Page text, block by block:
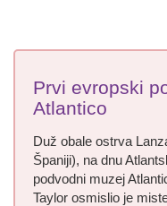
Prvi evropski
Atlantico
Duž obale ostrva
Španiji), na dnu
podvodni muzej
Taylor osmislio je